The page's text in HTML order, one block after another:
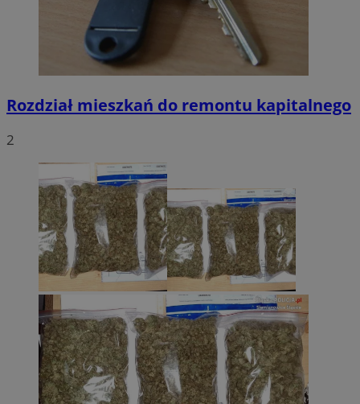
Rozdział mieszkań do remontu kapitalnego
2